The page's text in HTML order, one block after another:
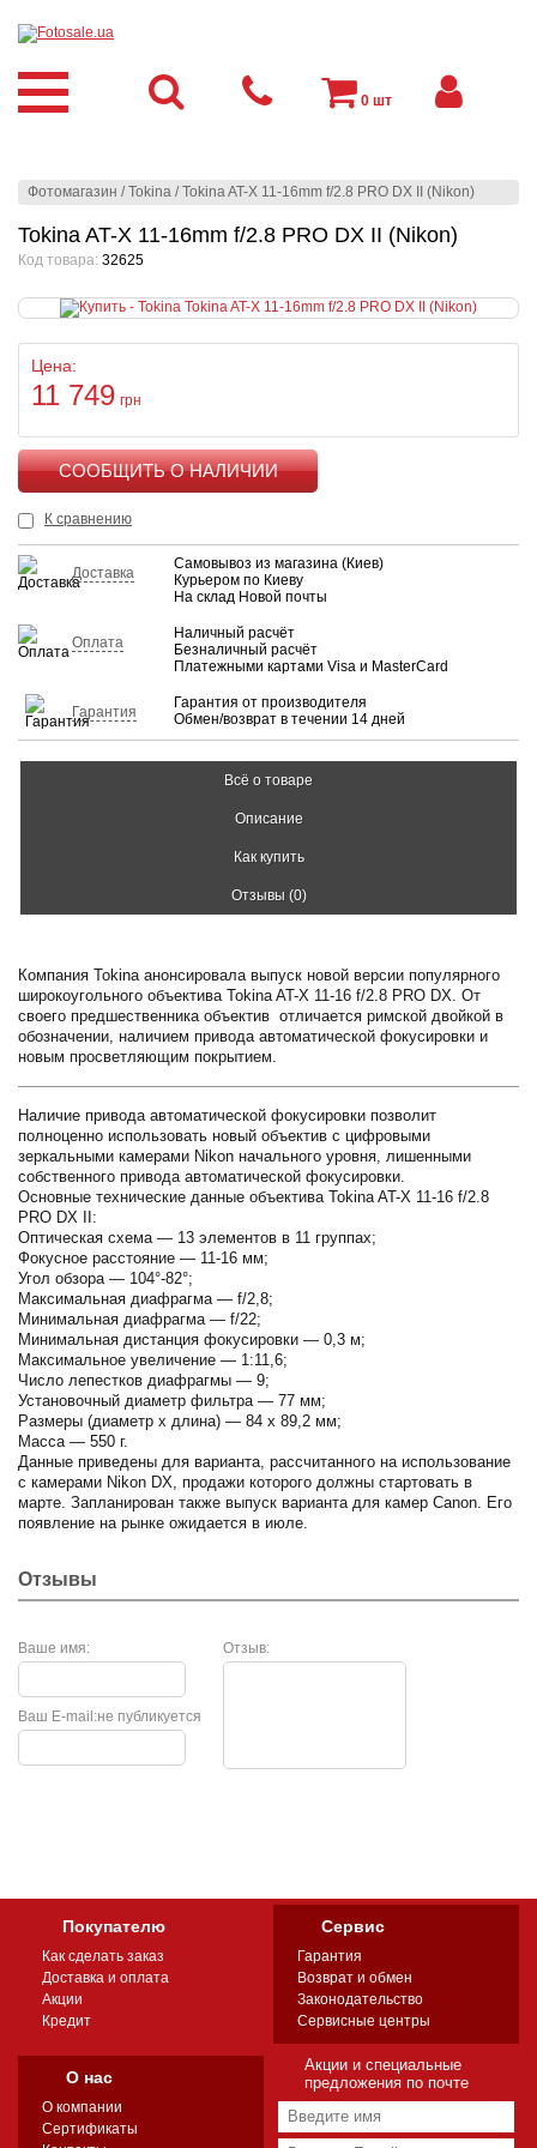
Фотомагазин /Tokina /Tokina AT-X 11-16mm f/2.8 PRO DX II (Nikon)
Tokina AT-X 11-16mm f/2.8 PRO DX II (Nikon)
Код товара: 32625
Цена:
11 749 грн
К сравнению
Доставка
Самовывоз из магазина (Киев)
Курьером по Киеву
На склад Новой почты
Оплата
Наличный расчёт
Безналичный расчёт
Платежными картами Visa и MasterCard
Гарантия
Гарантия от производителя
Обмен/возврат в течении 14 дней
Всё о товаре
Описание
Как купить
Отзывы (0)
Компания Tokina анонсировала выпуск новой версии популярного
широкоугольного объектива Tokina AT-X 11-16 f/2.8 PRO DX. От
своего предшественника объектив отличается римской двойкой в
обозначении, наличием привода автоматической фокусировки и
новым просветляющим покрытием.
Наличие привода автоматической фокусировки позволит
полноценно использовать новый объектив с цифровыми
зеркальными камерами Nikon начального уровня, лишенными
собственного привода автоматической фокусировки.
Основные технические данные объектива Tokina AT-X 11-16 f/2.8
PRO DX II:
Оптическая схема — 13 элементов в 11 группах;
Фокусное расстояние — 11-16 мм;
Угол обзора — 104°-82°;
Максимальная диафрагма — f/2,8;
Минимальная диафрагма — f/22;
Минимальная дистанция фокусировки — 0,3 м;
Максимальное увеличение — 1:11,6;
Число лепестков диафрагмы — 9;
Установочный диаметр фильтра — 77 мм;
Размеры (диаметр х длина) — 84 х 89,2 мм;
Масса — 550 г.
Данные приведены для варианта, рассчитанного на использование
с камерами Nikon DX, продажи которого должны стартовать в
марте. Запланирован также выпуск варианта для камер Canon. Его
появление на рынке ожидается в июле.
Отзывы
Ваше имя: Отзыв:
не публикуется
Ваш E-mail:
0 шт
Покупателю
Как сделать заказ
Доставка и оплата
Акции
Кредит
Сервис
Гарантия
Возврат и обмен
Законодательство
Сервисные центры
О нас
О компании
Сертификаты
Акции и специальные
предложения по почте